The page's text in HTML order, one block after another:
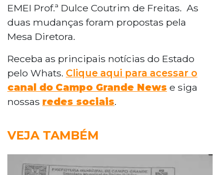
EMEI Prof.ª Dulce Coutrim de Freitas. As
duas mudanças foram propostas pela
Mesa Diretora.
Receba as principais notícias do Estado
pelo Whats. Clique aqui para acessar o
canal do Campo Grande News e siga
nossas redes sociais.
VEJA TAMBÉM